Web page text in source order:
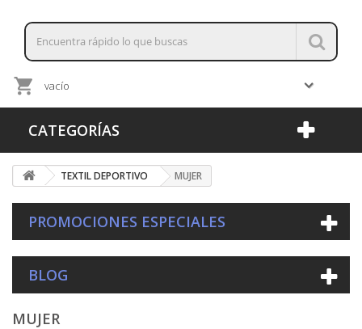
vacío
CATEGORÍAS
TEXTIL DEPORTIVO MUJER
PROMOCIONES ESPECIALES
BLOG
MUJER